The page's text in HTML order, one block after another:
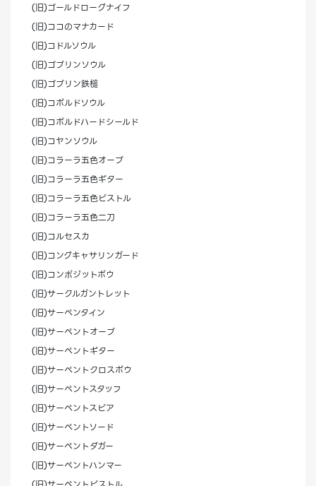
(旧)ゴールドローグナイフ
(旧)ココのマナカード
(旧)コドルソウル
(旧)ゴブリンソウル
(旧)ゴブリン鉄槌
(旧)コボルドソウル
(旧)コボルドハードシールド
(旧)コヤンソウル
(旧)コラーラ五色オーブ
(旧)コラーラ五色ギター
(旧)コラーラ五色ピストル
(旧)コラーラ五色二刀
(旧)コルセスカ
(旧)コングキャサリンガード
(旧)コンポジットボウ
(旧)サークルガントレット
(旧)サーペンタイン
(旧)サーペントオーブ
(旧)サーペントギター
(旧)サーペントクロスボウ
(旧)サーペントスタッフ
(旧)サーペントスピア
(旧)サーペントソード
(旧)サーペントダガー
(旧)サーペントハンマー